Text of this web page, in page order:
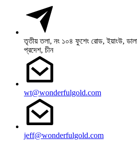
তৃতীয় তলা, নং ১০৪ ফুশেং রোড, ইয়াংউ,
প্রদেশ, চীন
wt@wonderfulgold.com
jeff@wonderfulgold.com